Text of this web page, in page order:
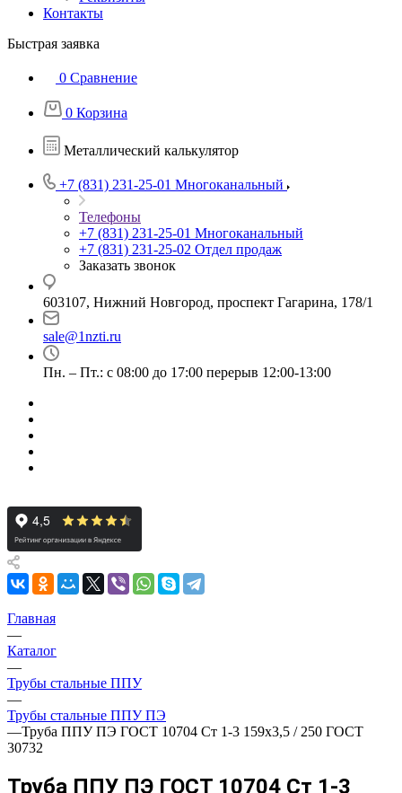
Контакты
Быстрая заявка
0 Сравнение
0 Корзина
Металлический калькулятор
+7 (831) 231-25-01 Многоканальный
Телефоны
+7 (831) 231-25-01 Многоканальный
+7 (831) 231-25-02 Отдел продаж
Заказать звонок
603107, Нижний Новгород, проспект Гагарина, 178/1
sale@1nzti.ru
Пн. – Пт.: с 08:00 до 17:00 перерыв 12:00-13:00
Главная
—
Каталог
—
Трубы стальные ППУ
—
Трубы стальные ППУ ПЭ
—Труба ППУ ПЭ ГОСТ 10704 Ст 1-3 159x3,5 / 250 ГОСТ
30732
Труба ППУ ПЭ ГОСТ 10704 Ст 1-3